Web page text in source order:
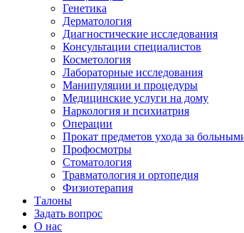
Генетика
Дерматология
Диагностические исследования
Консультации специалистов
Косметология
Лабораторные исследования
Манипуляции и процедуры
Медицинские услуги на дому
Наркология и психиатрия
Операции
Прокат предметов ухода за
Профосмотры
Стоматология
Травматология и ортопедия
Физиотерапия
Талоны
Задать вопрос
О нас